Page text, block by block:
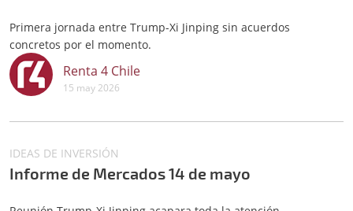
Primera jornada entre Trump-Xi Jinping sin acuerdos
concretos por el momento.
Renta 4 Chile
15 may 2026
IDEAS DE INVERSIÓN
Informe de Mercados 14 de mayo